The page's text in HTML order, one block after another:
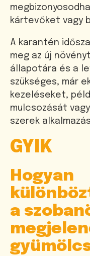
kártevőket vagy
A karantén
meg az új
állapotára és a
szükséges, már
kezeléseket,
mulcsozását
szerek
GYIK
Hogyan
a